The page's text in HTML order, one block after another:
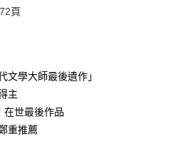
上)免運費
上)免運費
頁
文學大師最後遺作」
主
世最後作品
重推薦